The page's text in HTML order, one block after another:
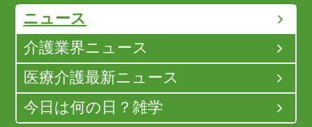
ニュース
介護業界ニュース
医療介護最新ニュース
今日は何の日？雑学